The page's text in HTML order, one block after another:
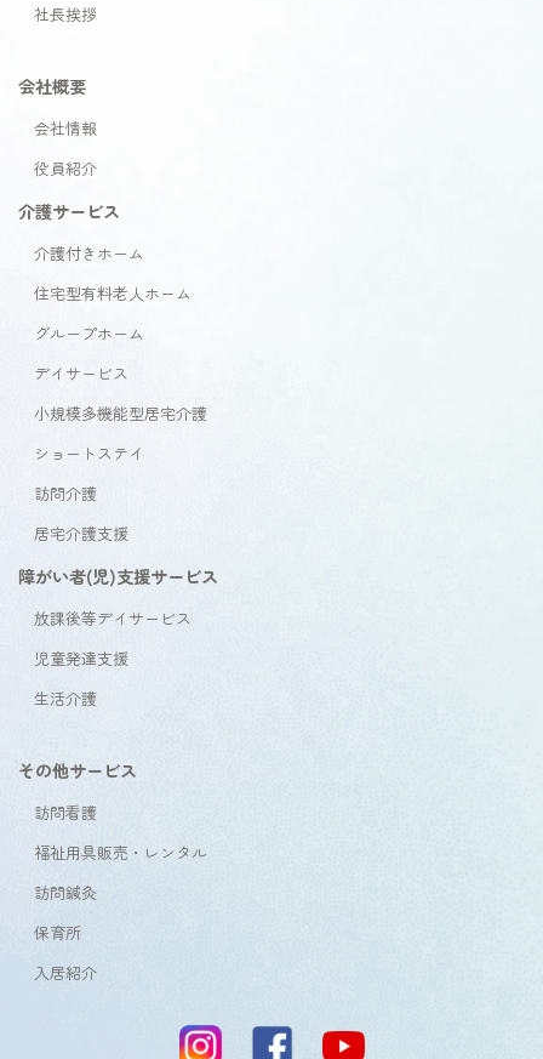
社長挨拶
会社概要
会社情報
役員紹介
介護サービス
介護付きホーム
住宅型有料老人ホーム
グループホーム
デイサービス
小規模多機能型居宅介護
ショートステイ
訪問介護
居宅介護支援
障がい者(児)支援サービス
放課後等デイサービス
児童発達支援
生活介護
その他サービス
訪問看護
福祉用具販売・レンタル
訪問鍼灸
保育所
入居紹介